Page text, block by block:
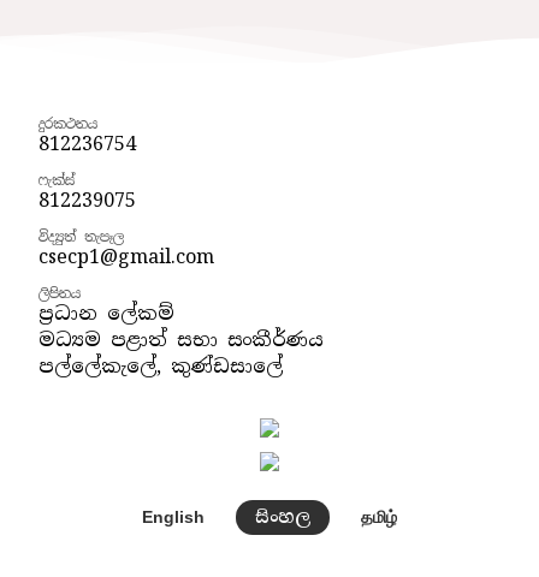
දුරකථනය
812236754
ෆැක්ස්
812239075
විද්‍යුත් තැපෑල
csecp1@gmail.com
ලිපිනය
ප්‍රධාන ලේකම්
මධ්‍යම පළාත් සභා සංකීර්ණය
පල්ලේකැලේ, කුණ්ඩසාලේ
English සිංහල தமிழ்